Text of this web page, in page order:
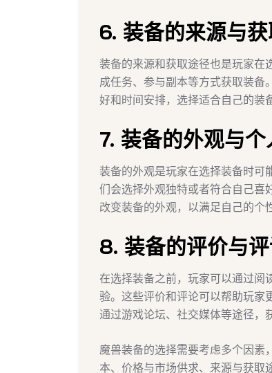
6. 装备的来源与
装备的来源和获取途径也是玩家在
成任务、参与副本等方式获取装备
好和时间安排，选择适合自己的装
7. 装备的外观与
装备的外观是玩家在选择装备时可
们会选择外观独特或者符合自己喜
改变装备的外观，以满足自己的个
8. 装备的评价与
在选择装备之前，玩家可以通过阅
验。这些评价和评论可以帮助玩家
通过游戏论坛、社交媒体等途径，
魔兽装备的选择需要考虑多个因素
本、价格与市场供求、来源与获取